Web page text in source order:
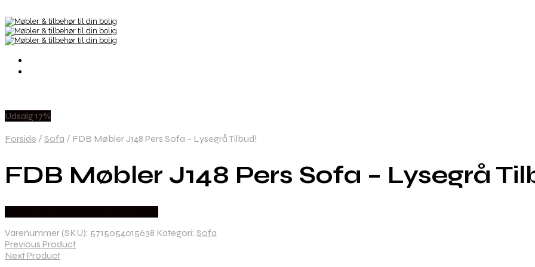
Udsalg 17%
Forside / Sofa / FDB Møbler J148 Pers Sofa – Lysegrå Tilbud!
FDB Møbler J148 Pers Sofa – Lysegrå
Varenummer (SKU): 5715054015638 Kategori: Sofa
Previous Product
Next Product